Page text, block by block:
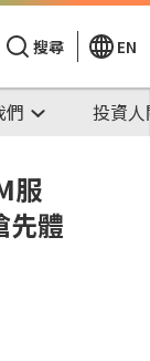
搜尋 EN
們 投資
服
先體